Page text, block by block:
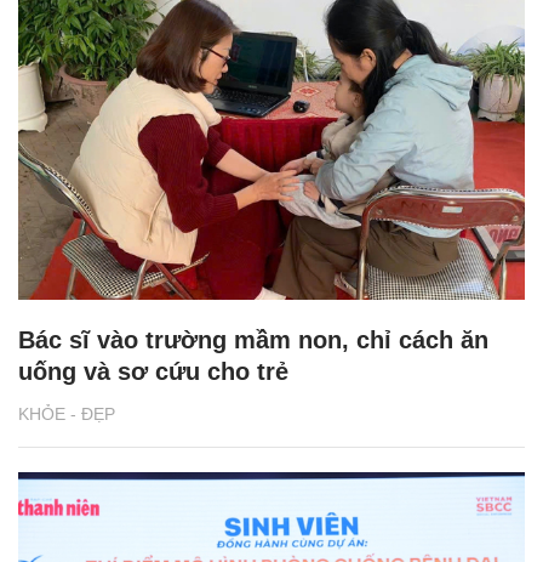
KHỎE - ĐẸP
Bác sĩ vào trường mầm non, chỉ cách ăn
uống và sơ cứu cho trẻ